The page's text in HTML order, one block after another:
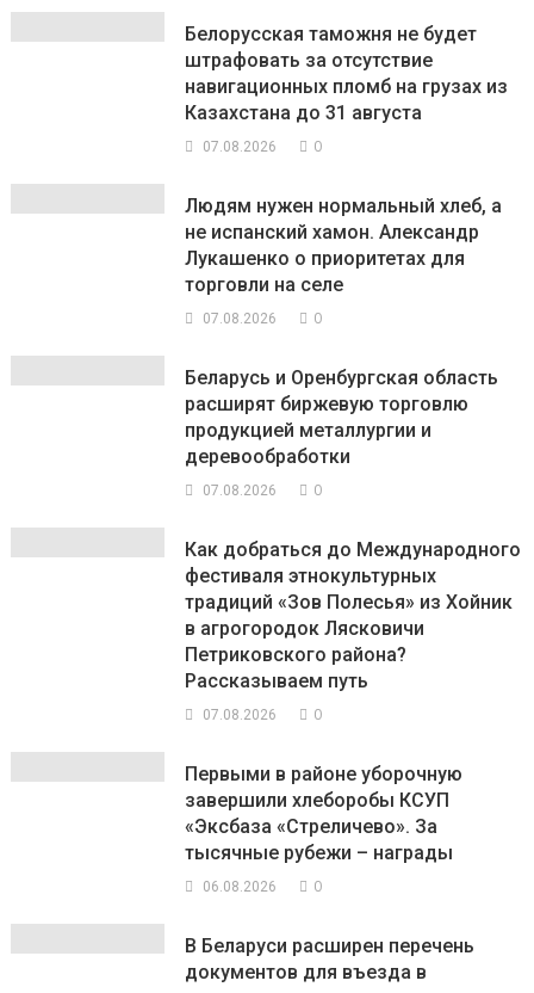
Белорусская таможня не будет
штрафовать за отсутствие
навигационных пломб на грузах из
Казахстана до 31 августа
07.08.2026 0
Людям нужен нормальный хлеб, а
не испанский хамон. Александр
Лукашенко о приоритетах для
торговли на селе
07.08.2026 0
Беларусь и Оренбургская область
расширят биржевую торговлю
продукцией металлургии и
деревообработки
07.08.2026 0
Как добраться до Международного
фестиваля этнокультурных
традиций «Зов Полесья» из Хойник
в агрогородок Лясковичи
Петриковского района?
Рассказываем путь
07.08.2026 0
Первыми в районе уборочную
завершили хлеборобы КСУП
«Эксбаза «Стреличево». За
тысячные рубежи – награды
06.08.2026 0
В Беларуси расширен перечень
документов для въезда в